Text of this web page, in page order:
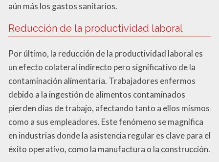
aún más los gastos sanitarios.
Reducción de la productividad laboral
Por último, la reducción de la productividad laboral es
un efecto colateral indirecto pero significativo de la
contaminación alimentaria. Trabajadores enfermos
debido a la ingestión de alimentos contaminados
pierden días de trabajo, afectando tanto a ellos mismos
como a sus empleadores. Este fenómeno se magnifica
en industrias donde la asistencia regular es clave para el
éxito operativo, como la manufactura o la construcción.